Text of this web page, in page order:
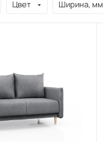
Цвет Ширина, мм